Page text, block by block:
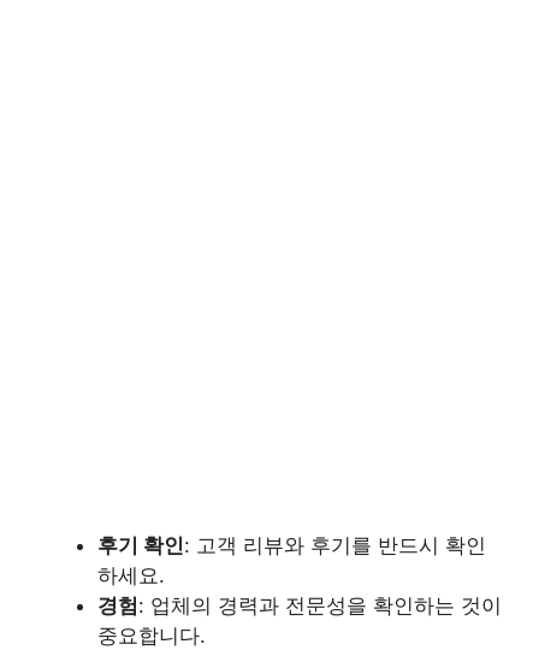
후기 확인: 고객 리뷰와 후기를 반드시 확인
하세요.
경험: 업체의 경력과 전문성을 확인하는 것이
중요합니다.